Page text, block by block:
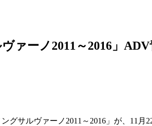
ァーノ2011～2016」
サルヴァーノ2011～2016」が、11